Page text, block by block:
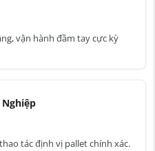
vận hành đầm tay cực kỳ
Nghiệp
tác định vị pallet chính xác.